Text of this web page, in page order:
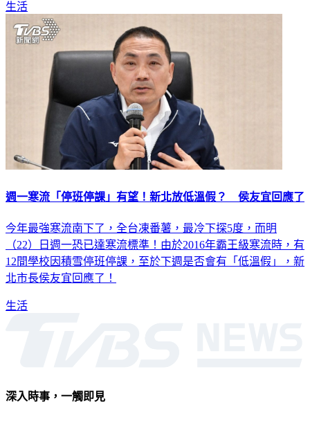
生活
週一寒流「停班停課」有望！新北放低溫假？ 侯友宜回應了
今年最強寒流南下了，全台凍番薯，最冷下探5度，而明
（22）日週一恐已達寒流標準！由於2016年霸王級寒流時，有
12間學校因積雪停班停課，至於下週是否會有「低溫假」，新
北市長侯友宜回應了！
生活
深入時事，一觸即見